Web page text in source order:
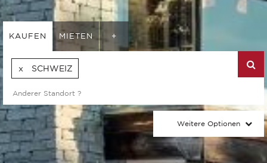
KAUFEN MIETEN +
SCHWEIZ
Weitere Optionen